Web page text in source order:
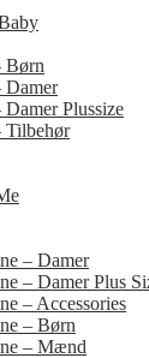
Børn
Damer
Plussize
Tilbehør
– Damer
– Damer Plus
– Accessories
– Børn
– Mænd